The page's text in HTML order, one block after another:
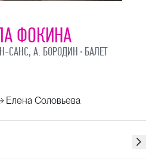
ФОКИНА
САНС, А. БОРОДИН БАЛЕТ
Елена Соловьева